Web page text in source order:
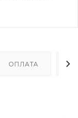
ОПЛАТА